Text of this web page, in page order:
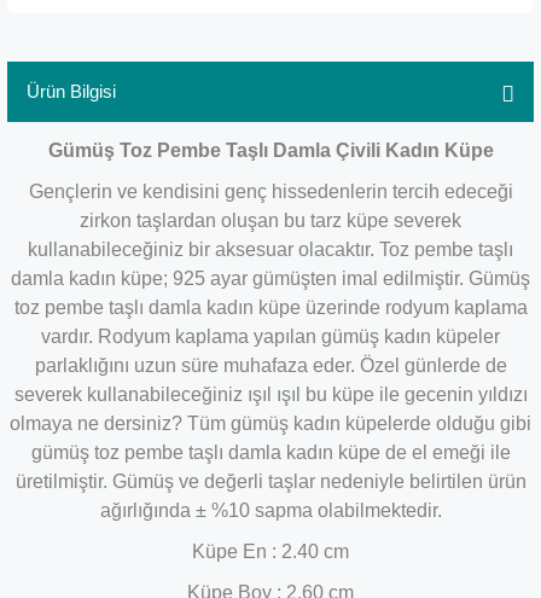
Ürün Bilgisi
Gümüş Toz Pembe Taşlı Damla Çivili Kadın Küpe
Gençlerin ve kendisini genç hissedenlerin tercih edeceği
zirkon taşlardan oluşan bu tarz küpe severek
kullanabileceğiniz bir aksesuar olacaktır. Toz pembe taşlı
damla kadın küpe; 925 ayar gümüşten imal edilmiştir. Gümüş
toz pembe taşlı damla kadın küpe üzerinde rodyum kaplama
vardır. Rodyum kaplama yapılan gümüş kadın küpeler
parlaklığını uzun süre muhafaza eder. Özel günlerde de
severek kullanabileceğiniz ışıl ışıl bu küpe ile gecenin yıldızı
olmaya ne dersiniz? Tüm gümüş kadın küpelerde olduğu gibi
gümüş toz pembe taşlı damla kadın küpe de el emeği ile
üretilmiştir. Gümüş ve değerli taşlar nedeniyle belirtilen ürün
ağırlığında ± %10 sapma olabilmektedir.
Küpe En : 2.40 cm
Küpe Boy : 2.60 cm